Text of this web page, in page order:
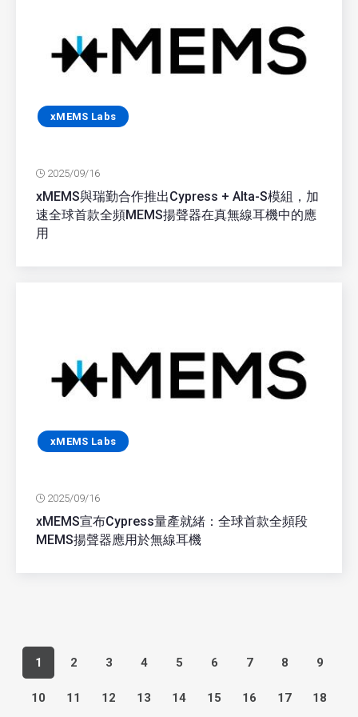
xMEMS Labs
2025/09/16
xMEMS與瑞勤合作推出Cypress + Alta-S模組，加
速全球首款全頻MEMS揚聲器在真無線耳機中的應
用
xMEMS Labs
2025/09/16
xMEMS宣布Cypress量產就緒：全球首款全頻段
MEMS揚聲器應用於無線耳機
1 2 3 4 5 6 7 8 9
10 11 12 13 14 15 16 17 18